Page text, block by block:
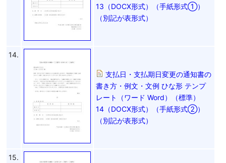
13（DOCX形式）（手紙形式①）
（別記が表形式）
14.
支払日・支払期日変更の通知書の
書き方・例文・文例 ひな形 テンプ
レート（ワード Word）（標準）
14（DOCX形式）（手紙形式②）
（別記が表形式）
15.